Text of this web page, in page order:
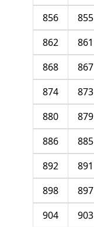
855
856
861
862
867
868
873
874
879
880
885
886
891
892
897
898
903
904